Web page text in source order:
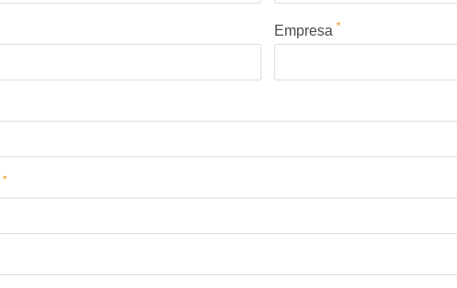
Empresa *
*